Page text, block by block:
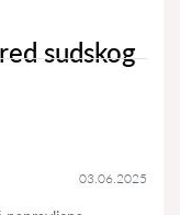
sudskog
03.06.2025